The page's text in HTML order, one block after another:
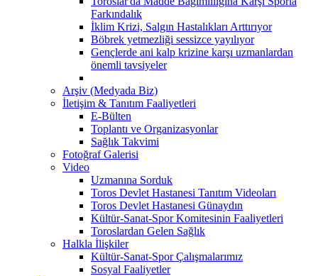
Farkındalık
İklim Krizi, Salgın Hastalıkları Arttırıyor
Böbrek yetmezliği sessizce yayılıyor
Gençlerde ani kalp krizine karşı uzmanlardan
önemli tavsiyeler
Arşiv (Medyada Biz)
İletişim & Tanıtım Faaliyetleri
E-Bülten
Toplantı ve Organizasyonlar
Sağlık Takvimi
Fotoğraf Galerisi
Video
Uzmanına Sorduk
Toros Devlet Hastanesi Tanıtım Videoları
Toros Devlet Hastanesi Günaydın
Kültür-Sanat-Spor Komitesinin Faaliyetleri
Toroslardan Gelen Sağlık
Halkla İlişkiler
Kültür-Sanat-Spor Çalışmalarımız
Sosyal Faaliyetler